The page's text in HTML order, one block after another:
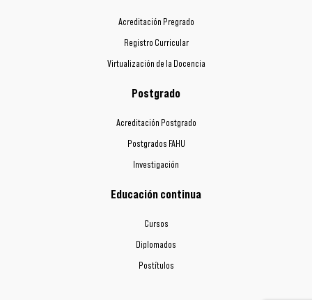
Acreditación Pregrado
Registro Curricular
Virtualización de la Docencia
Postgrado
Acreditación Postgrado
Postgrados FAHU
Investigación
Educación continua
Cursos
Diplomados
Postítulos